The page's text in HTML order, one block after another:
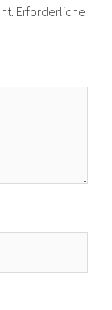
Erforderliche